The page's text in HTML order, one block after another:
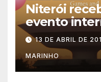
Niterói
evento
mescla
13 DE ABRIL DE
MARINHO